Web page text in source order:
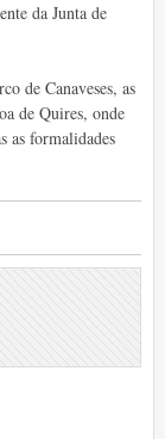
da Junta de
de Canaveses, as
de Quires, onde
as formalidades